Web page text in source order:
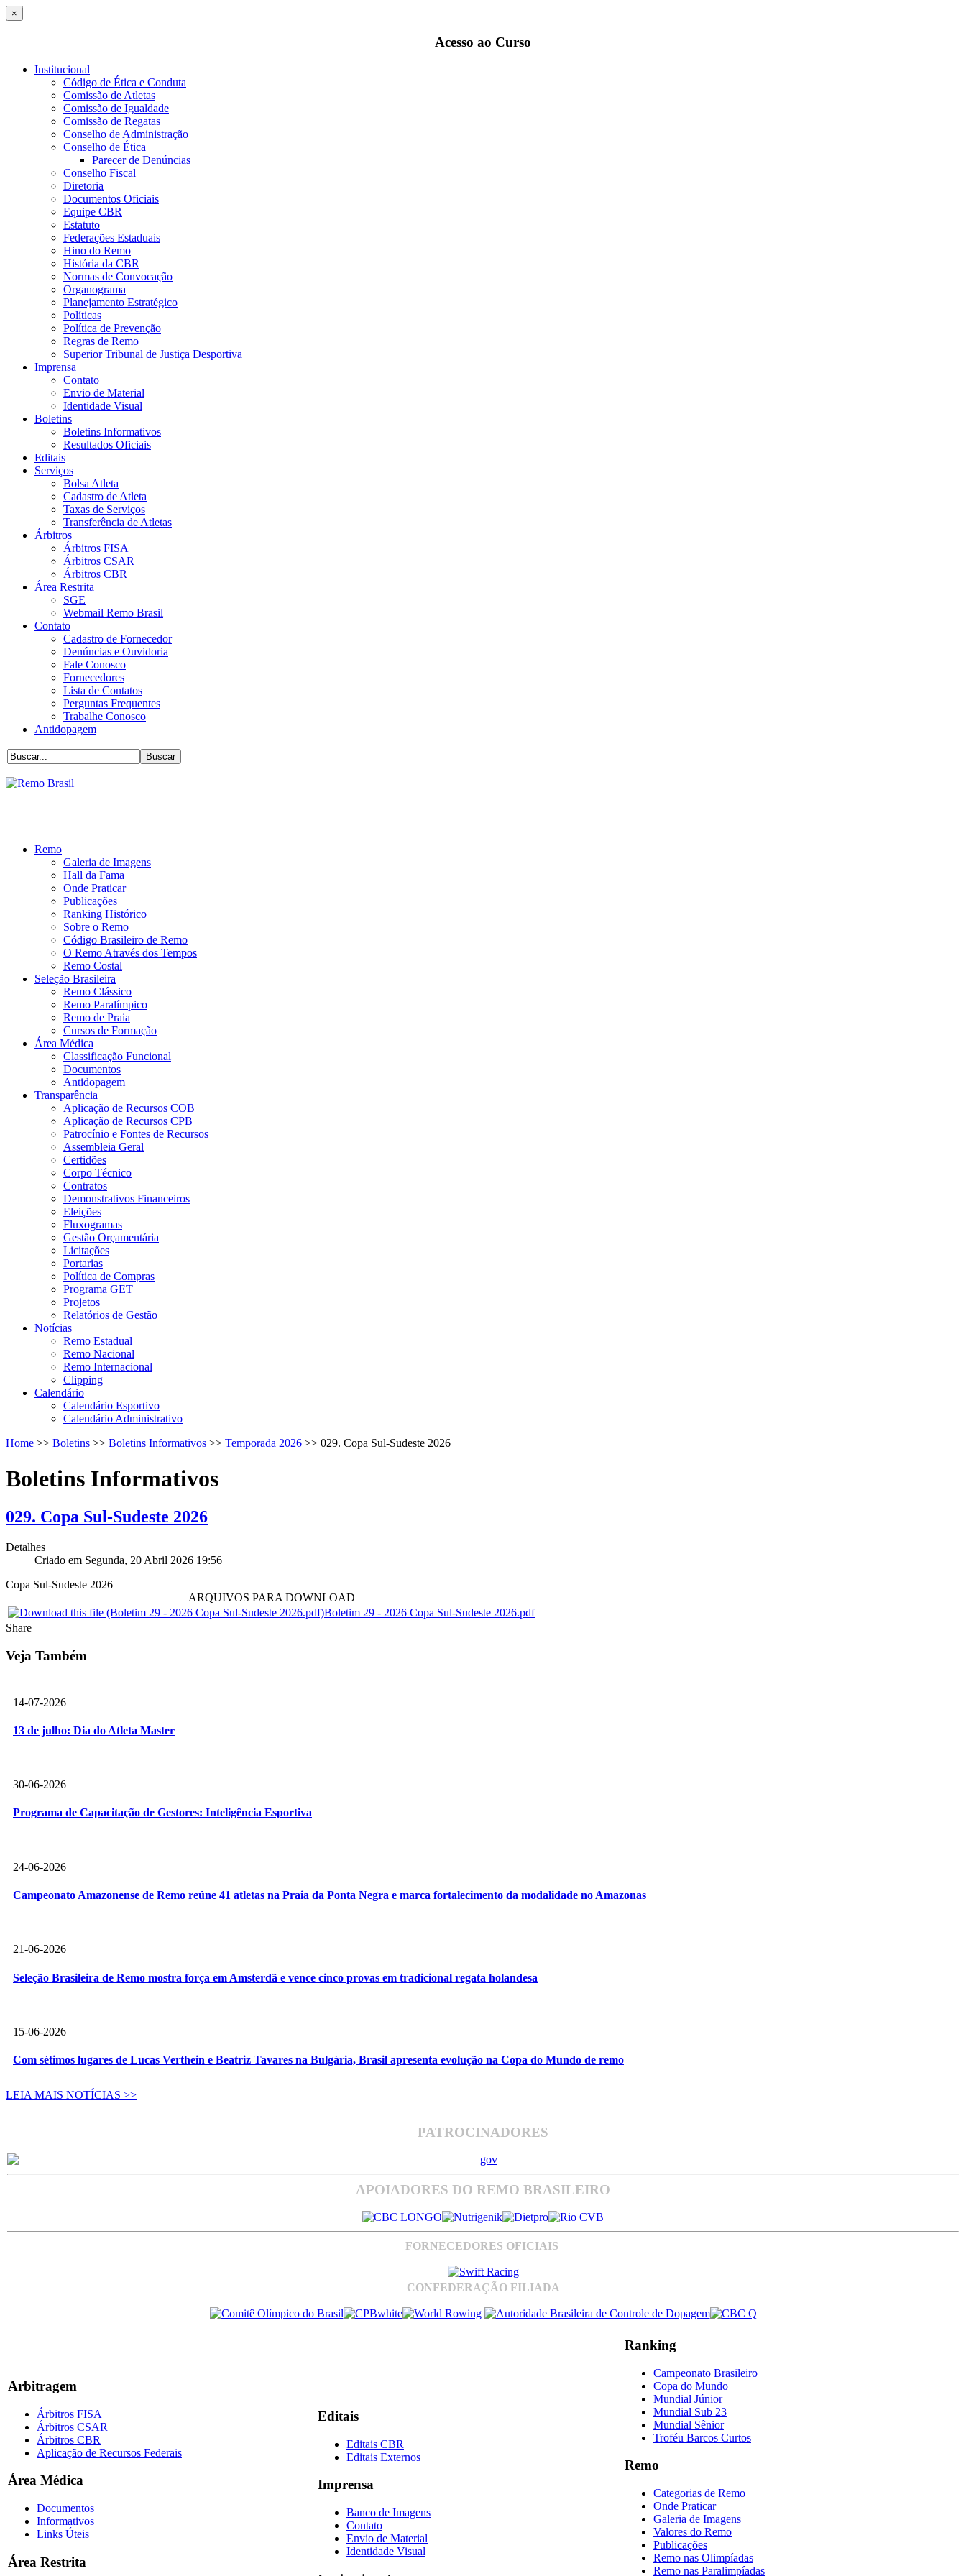
×
Acesso ao Curso
Institucional
Código de Ética e Conduta
Comissão de Atletas
Comissão de Igualdade
Comissão de Regatas
Conselho de Administração
Conselho de Ética
Parecer de Denúncias
Conselho Fiscal
Diretoria
Documentos Oficiais
Equipe CBR
Estatuto
Federações Estaduais
Hino do Remo
História da CBR
Normas de Convocação
Organograma
Planejamento Estratégico
Políticas
Política de Prevenção
Regras de Remo
Superior Tribunal de Justiça Desportiva
Imprensa
Contato
Envio de Material
Identidade Visual
Boletins
Boletins Informativos
Resultados Oficiais
Editais
Serviços
Bolsa Atleta
Cadastro de Atleta
Taxas de Serviços
Transferência de Atletas
Árbitros
Árbitros FISA
Árbitros CSAR
Árbitros CBR
Área Restrita
SGE
Webmail Remo Brasil
Contato
Cadastro de Fornecedor
Denúncias e Ouvidoria
Fale Conosco
Fornecedores
Lista de Contatos
Perguntas Frequentes
Trabalhe Conosco
Antidopagem
Remo
Galeria de Imagens
Hall da Fama
Onde Praticar
Publicações
Ranking Histórico
Sobre o Remo
Código Brasileiro de Remo
O Remo Através dos Tempos
Remo Costal
Seleção Brasileira
Remo Clássico
Remo Paralímpico
Remo de Praia
Cursos de Formação
Área Médica
Classificação Funcional
Documentos
Antidopagem
Transparência
Aplicação de Recursos COB
Aplicação de Recursos CPB
Patrocínio e Fontes de Recursos
Assembleia Geral
Certidões
Corpo Técnico
Contratos
Demonstrativos Financeiros
Eleições
Fluxogramas
Gestão Orçamentária
Licitações
Portarias
Política de Compras
Programa GET
Projetos
Relatórios de Gestão
Notícias
Remo Estadual
Remo Nacional
Remo Internacional
Clipping
Calendário
Calendário Esportivo
Calendário Administrativo
Home >> Boletins >> Boletins Informativos >> Temporada 2026 >> 029. Copa Sul-Sudeste 2026
Boletins Informativos
029. Copa Sul-Sudeste 2026
Detalhes
Criado em Segunda, 20 Abril 2026 19:56
Copa Sul-Sudeste 2026
ARQUIVOS PARA DOWNLOAD
Boletim 29 - 2026 Copa Sul-Sudeste 2026.pdf
Share
Veja Também
14-07-2026
13 de julho: Dia do Atleta Master
30-06-2026
Programa de Capacitação de Gestores: Inteligência Esportiva
24-06-2026
Campeonato Amazonense de Remo reúne 41 atletas na Praia da Ponta Negra e marca fortalecimento da modalidade no Amazonas
21-06-2026
Seleção Brasileira de Remo mostra força em Amsterdã e vence cinco provas em tradicional regata holandesa
15-06-2026
Com sétimos lugares de Lucas Verthein e Beatriz Tavares na Bulgária, Brasil apresenta evolução na Copa do Mundo de remo
LEIA MAIS NOTÍCIAS >>
PATROCINADORES
APOIADORES DO REMO BRASILEIRO
FORNECEDORES OFICIAIS
CONFEDERAÇÃO FILIADA
Arbitragem
Árbitros FISA
Árbitros CSAR
Árbitros CBR
Aplicação de Recursos Federais
Área Médica
Documentos
Informativos
Links Úteis
Área Restrita
Editais
Editais CBR
Editais Externos
Imprensa
Banco de Imagens
Contato
Envio de Material
Identidade Visual
Ranking
Campeonato Brasileiro
Copa do Mundo
Mundial Júnior
Mundial Sub 23
Mundial Sênior
Troféu Barcos Curtos
Remo
Categorias de Remo
Onde Praticar
Galeria de Imagens
Valores do Remo
Publicações
Remo nas Olimpíadas
Remo nas Paralimpíadas